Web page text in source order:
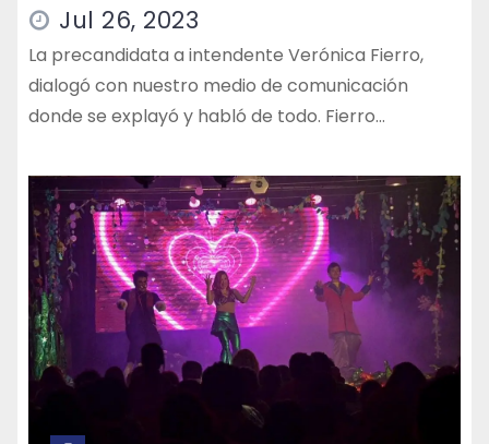
Jul 26, 2023
La precandidata a intendente Verónica Fierro,
dialogó con nuestro medio de comunicación
donde se explayó y habló de todo. Fierro…